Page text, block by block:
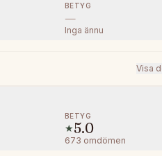
BETYG
—
Inga ännu
Visa
BETYG
★5.0
673 omdömen